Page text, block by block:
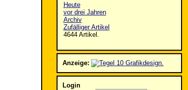
Heute
vor drei Jahren
Archiv
Zufälliger Artikel
4644 Artikel.
Anzeige:
Login